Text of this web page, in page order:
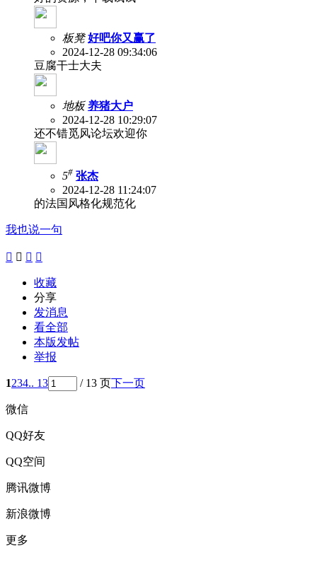
板凳 好吧你又赢了
2024-12-28 09:34:06
豆腐干士大夫
地板 养猪大户
2024-12-28 10:29:07
还不错觅风论坛欢迎你
5# 张杰
2024-12-28 11:24:07
的法国风格化规范化
我也说一句
   
收藏
分享
发消息
看全部
本版发帖
举报
1234.. 13 / 13 页下一页
微信
QQ好友
QQ空间
腾讯微博
新浪微博
更多